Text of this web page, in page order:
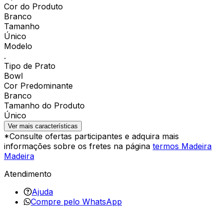
Cor do Produto
Branco
Tamanho
Único
Modelo
.
Tipo de Prato
Bowl
Cor Predominante
Branco
Tamanho do Produto
Único
Ver mais características
*Consulte ofertas participantes e adquira mais
informações sobre os fretes na página termos Madeira
Madeira
Atendimento
Ajuda
Compre pelo WhatsApp